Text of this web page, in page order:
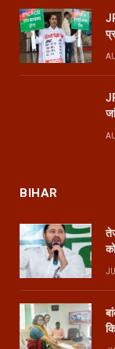
BIHAR